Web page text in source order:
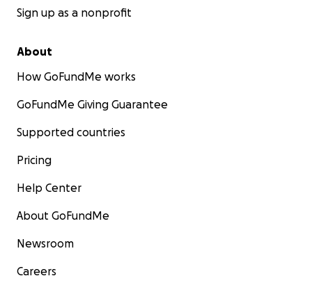
Sign up as a nonprofit
About
How GoFundMe works
GoFundMe Giving Guarantee
Supported countries
Pricing
Help Center
About GoFundMe
Newsroom
Careers